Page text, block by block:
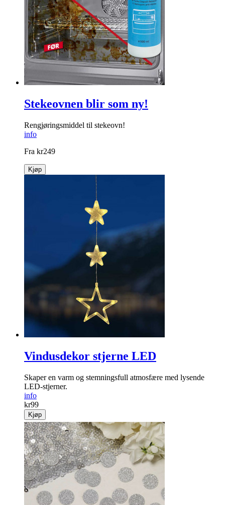
Stekeovnen blir som ny!
Rengjøringsmiddel til stekeovn!
info
Fra kr249
Kjøp
Vindusdekor stjerne LED
Skaper en varm og stemningsfull atmosfære med lysende
LED-stjerner.
info
kr99
Kjøp